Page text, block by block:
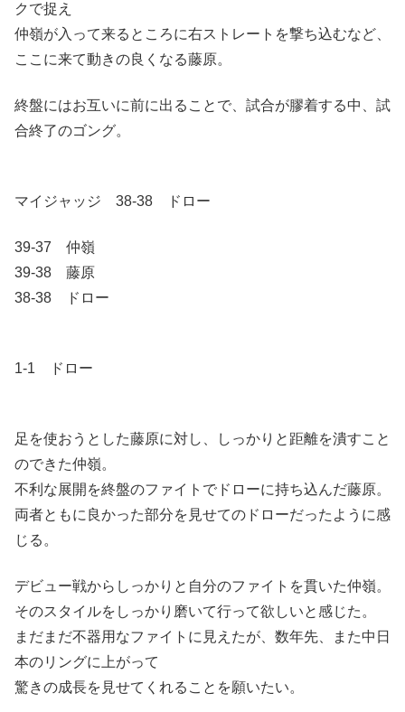
クで捉え
仲嶺が入って来るところに右ストレートを撃ち込むなど、
ここに来て動きの良くなる藤原。
終盤にはお互いに前に出ることで、試合が膠着する中、試
合終了のゴング。
マイジャッジ 38-38 ドロー
39-37 仲嶺
39-38 藤原
38-38 ドロー
1-1 ドロー
足を使おうとした藤原に対し、しっかりと距離を潰すこと
のできた仲嶺。
不利な展開を終盤のファイトでドローに持ち込んだ藤原。
両者ともに良かった部分を見せてのドローだったように感
じる。
デビュー戦からしっかりと自分のファイトを貫いた仲嶺。
そのスタイルをしっかり磨いて行って欲しいと感じた。
まだまだ不器用なファイトに見えたが、数年先、また中日
本のリングに上がって
驚きの成長を見せてくれることを願いたい。